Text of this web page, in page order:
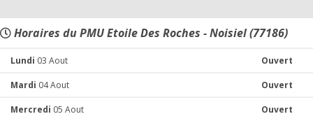
Horaires du PMU Etoile Des Roches - Noisiel (77186)
Lundi 03 Aout Ouvert
Mardi 04 Aout Ouvert
Mercredi 05 Aout Ouvert